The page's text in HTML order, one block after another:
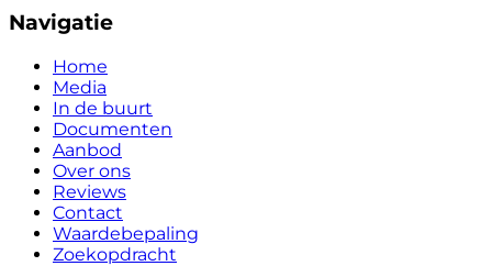
Navigatie
Home
Media
In de buurt
Documenten
Aanbod
Over ons
Reviews
Contact
Waardebepaling
Zoekopdracht